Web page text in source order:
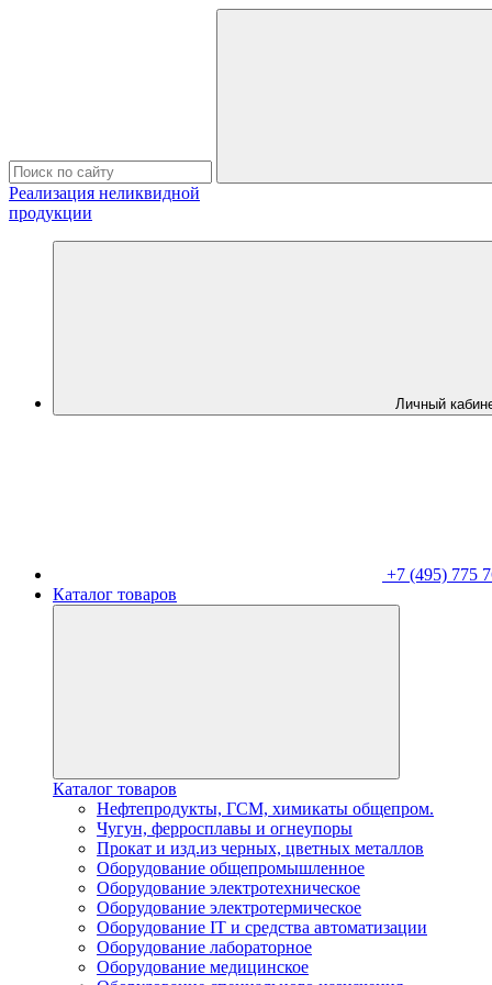
Реализация неликвидной
продукции
Личный
+7 (495) 775
Каталог товаров
Каталог товаров
Нефтепродукты, ГСМ, химикаты общепром.
Чугун, ферросплавы и огнеупоры
Прокат и изд.из черных, цветных металлов
Оборудование общепромышленное
Оборудование электротехническое
Оборудование электротермическое
Оборудование IT и средства автоматизации
Оборудование лабораторное
Оборудование медицинское